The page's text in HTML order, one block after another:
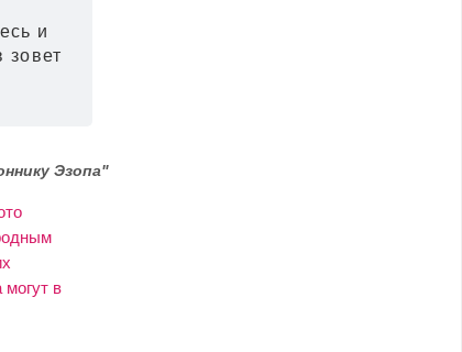
и
зовет
Эзопа"
в